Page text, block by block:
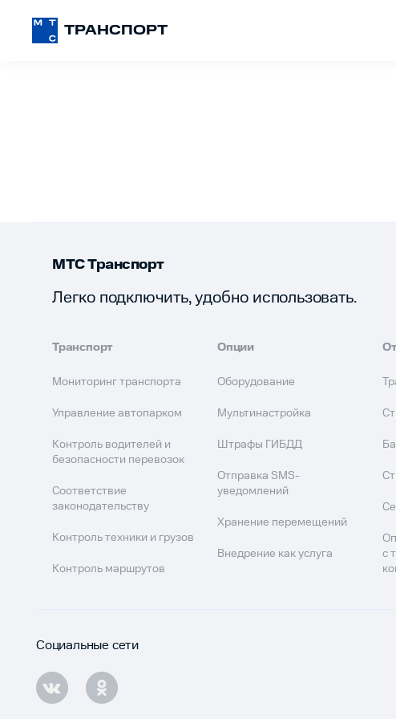
ТРАНСПОРТ
МТС Транспорт
Легко подключить, удобно использовать.
Транспорт
Мониторинг транспорта
Управление автопарком
Контроль водителей и
безопасности перевозок
Соответствие
законодательству
Контроль техники и грузов
Контроль маршрутов
Опции
Оборудование
Мультинастройка
Штрафы ГИБДД
Отправка SMS-
уведомлений
Хранение перемещений
Внедрение как услуга
с
Социальные сети